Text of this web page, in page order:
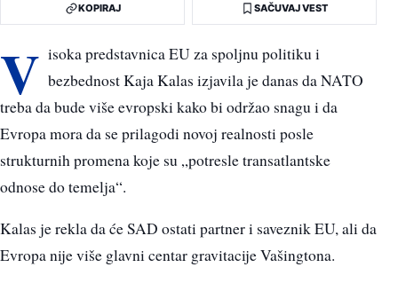
KOPIRAJ SAČUVAJ VEST
V isoka predstavnica EU za spoljnu politiku i
bezbednost Kaja Kalas izjavila je danas da NATO
treba da bude više evropski kako bi održao snagu i da
Evropa mora da se prilagodi novoj realnosti posle
strukturnih promena koje su „potresle transatlantske
odnose do temelja“.
Kalas je rekla da će SAD ostati partner i saveznik EU, ali da
Evropa nije više glavni centar gravitacije Vašingtona.